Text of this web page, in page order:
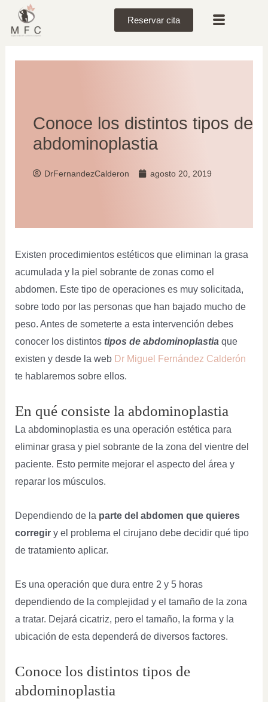
Reservar cita
Conoce los distintos tipos de
abdominoplastia
DrFernandezCalderon agosto 20, 2019
Existen procedimientos estéticos que eliminan la grasa
acumulada y la piel sobrante de zonas como el
abdomen. Este tipo de operaciones es muy solicitada,
sobre todo por las personas que han bajado mucho de
peso. Antes de someterte a esta intervención debes
conocer los distintos tipos de abdominoplastia que
existen y desde la web Dr Miguel Fernández Calderón
te hablaremos sobre ellos.
En qué consiste la abdominoplastia
La abdominoplastia es una operación estética para
eliminar grasa y piel sobrante de la zona del vientre del
paciente. Esto permite mejorar el aspecto del área y
reparar los músculos.
Dependiendo de la parte del abdomen que quieres
corregiry el problema el cirujano debe decidir qué tipo
de tratamiento aplicar.
Es una operación que dura entre 2 y 5 horas
dependiendo de la complejidad y el tamaño de la zona
a tratar. Dejará cicatriz, pero el tamaño, la forma y la
ubicación de esta dependerá de diversos factores.
Conoce los distintos tipos de
abdominoplastia